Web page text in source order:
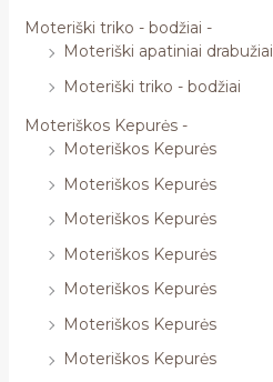
Moteriški triko - bodžiai -
Moteriški apatiniai drabužiai
Moteriški triko - bodžiai
Moteriškos Kepurės -
Moteriškos Kepurės
Moteriškos Kepurės
Moteriškos Kepurės
Moteriškos Kepurės
Moteriškos Kepurės
Moteriškos Kepurės
Moteriškos Kepurės